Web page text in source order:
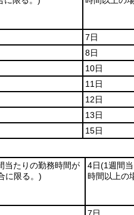
7日
8日
10日
11日
12日
13日
15日
当たりの勤務時間が
に限る。)
4日(1週間
時間以上の